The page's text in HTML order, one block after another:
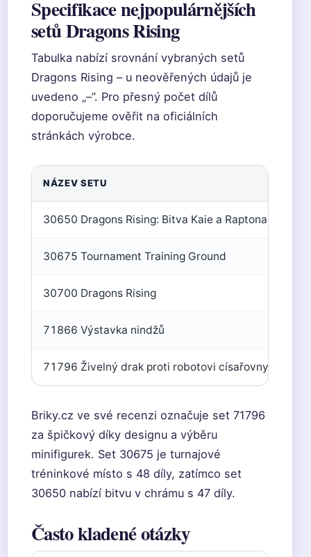
Specifikace nejpopulárnějších
setů Dragons Rising
Tabulka nabízí srovnání vybraných setů
Dragons Rising – u neověřených údajů je
uvedeno „–”. Pro přesný počet dílů
doporučujeme ověřit na oficiálních
stránkách výrobce.
NÁZEV SETU
30650 Dragons Rising: Bitva Kaie a Raptona v
30675 Tournament Training Ground
30700 Dragons Rising
71866 Výstavka nindžů
71796 Živelný drak proti robotovi císařovny
Briky.cz ve své recenzi označuje set 71796
za špičkový díky designu a výběru
minifigurek. Set 30675 je turnajové
tréninkové místo s 48 díly, zatímco set
30650 nabízí bitvu v chrámu s 47 díly.
Často kladené otázky